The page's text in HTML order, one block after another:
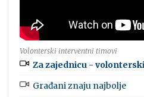
Volonterski interventni timovi
Za zajednicu -
Građani znaju najbolje